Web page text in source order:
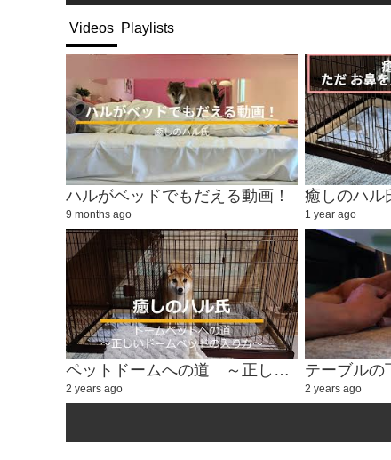
Videos Playlists
ハルがベッドでもだえる動画！
9 months ago 1 year ago
ペットドームへの道 ～正しいドームベッドの入り方～
2 years ago
テーブル
2 years ago